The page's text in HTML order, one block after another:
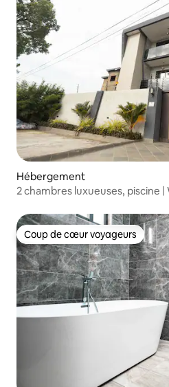
Hébergement
2 chambres luxueuses, piscine
Coup de cœur voyageurs
Coup de cœur voyageurs